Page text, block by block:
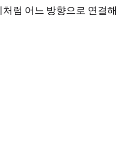
럼 어느 방향으로 연결해